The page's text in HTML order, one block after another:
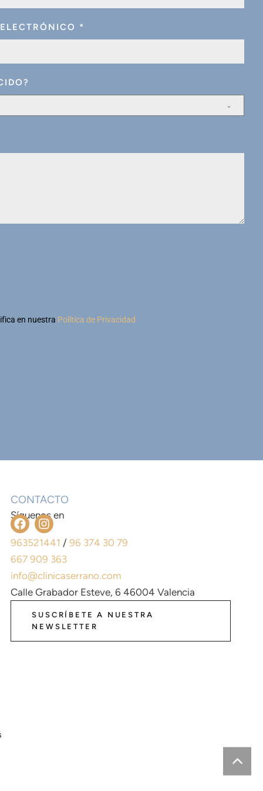
*
en nuestra Política de Privacidad
CONTACTO
Síguenos en
963521441 /96 374 30 79
667 909 363
info@clinicaserrano.com
Calle Grabador Esteve, 6 46004 Valencia
SUSCRÍBETE A NUESTRA
NEWSLETTER